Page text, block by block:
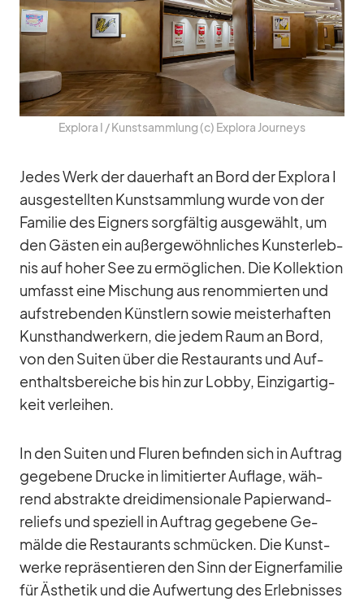
Ex­plora I /​ Kunst­samm­lung (c) Ex­plora Jour­neys
Je­des Werk der dau­er­haft an Bord der Ex­plora I
aus­ge­stell­ten Kunst­samm­lung wurde von der
Fa­mi­lie des Eig­ners sorg­fäl­tig aus­ge­wählt, um
den Gäs­ten ein au­ßer­ge­wöhn­li­ches Kunst­er­leb­
nis auf ho­her See zu er­mög­li­chen. Die Kol­lek­tion
um­fasst eine Mi­schung aus re­nom­mier­ten und
auf­stre­ben­den Künst­lern so­wie meis­ter­haf­ten
Kunst­hand­wer­kern, die je­dem Raum an Bord,
von den Sui­ten über die Re­stau­rants und Auf­
ent­halts­be­rei­che bis hin zur Lobby, Ein­zig­ar­tig­
keit ver­lei­hen.
In den Sui­ten und Flu­ren be­fin­den sich in Auf­trag
ge­ge­bene Dru­cke in li­mi­tier­ter Auf­lage, wäh­
rend abs­trakte drei­di­men­sio­nale Pa­pier­wand­
re­li­efs und spe­zi­ell in Auf­trag ge­ge­bene Ge­
mälde die Re­stau­rants schmü­cken. Die Kunst­
werke re­prä­sen­tie­ren den Sinn der Eig­ner­fa­mi­lie
für Äs­the­tik und die Auf­wer­tung des Er­leb­nis­ses